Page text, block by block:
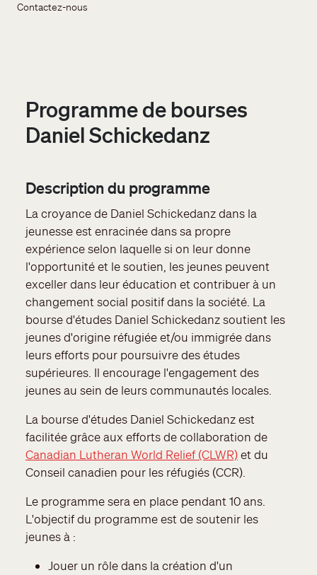
Programme de bourses
Daniel Schickedanz
Description du programme
La croyance de Daniel Schickedanz dans la
jeunesse est enracinée dans sa propre
expérience selon laquelle si on leur donne
l'opportunité et le soutien, les jeunes peuvent
exceller dans leur éducation et contribuer à un
changement social positif dans la société. La
bourse d'études Daniel Schickedanz soutient les
jeunes d'origine réfugiée et/ou immigrée dans
leurs efforts pour poursuivre des études
supérieures. Il encourage l'engagement des
jeunes au sein de leurs communautés locales.
La bourse d'études Daniel Schickedanz est
facilitée grâce aux efforts de collaboration de
Canadian Lutheran World Relief (CLWR)et du
Conseil canadien pour les réfugiés (CCR).
Le programme sera en place pendant 10 ans.
L'objectif du programme est de soutenir les
jeunes à :
Jouer un rôle dans la création d'un
Contactez-nous